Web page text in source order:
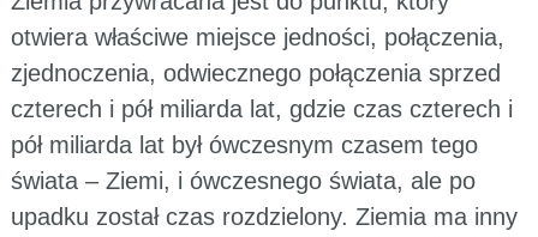
otwiera właściwe miejsce jedności, połączenia,
zjednoczenia, odwiecznego połączenia sprzed
czterech i pół miliarda lat, gdzie czas czterech i
pół miliarda lat był ówczesnym czasem tego
świata – Ziemi, i ówczesnego świata, ale po
upadku został czas rozdzielony. Ziemia ma inny